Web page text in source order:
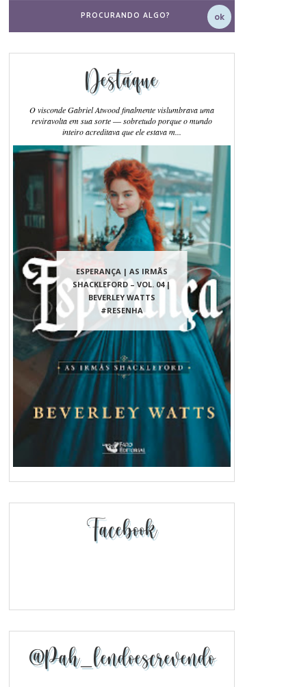
Destaque
ESPERANÇA | AS IRMÃS
SHACKLEFORD – VOL. 04 |
BEVERLEY WATTS
#RESENHA
O visconde Gabriel Atwood finalmente vislumbrava uma
reviravolta em sua sorte ― sobretudo porque o mundo
inteiro acreditava que ele estava m...
Facebook
@pah_lendoescrevendo